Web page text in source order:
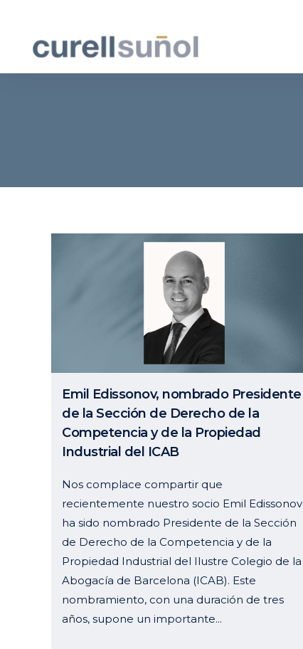
Emil Edissonov, nombrado Presidente
de la Sección de Derecho de la
Competencia y de la Propiedad
Industrial del ICAB
Nos complace compartir que
recientemente nuestro socio Emil Edissonov
ha sido nombrado Presidente de la Sección
de Derecho de la Competencia y de la
Propiedad Industrial del Ilustre Colegio de la
Abogacía de Barcelona (ICAB). Este
nombramiento, con una duración de tres
años, supone un importante...